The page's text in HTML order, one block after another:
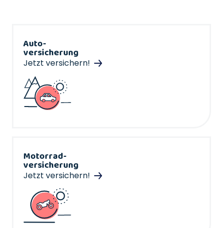
Auto-
versicherung
Jetzt versichern!
Motorrad-
versicherung
Jetzt versichern!